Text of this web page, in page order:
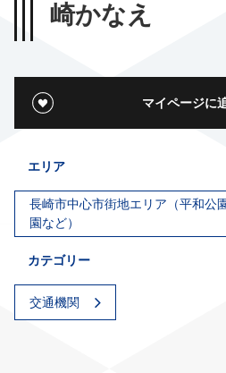
崎かなえ
マイページに
エリア
長崎市中心市街地エリア（平和公
園など）
カテゴリー
交通機関